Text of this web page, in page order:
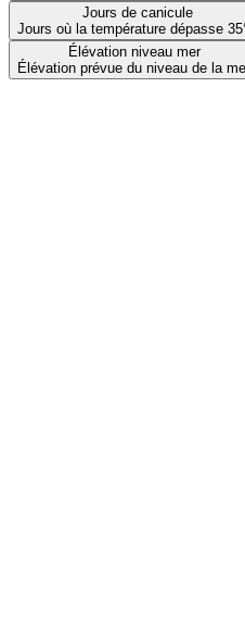
Jours de canicule
Jours où la température dépasse
Élévation niveau mer
Élévation prévue du niveau de la